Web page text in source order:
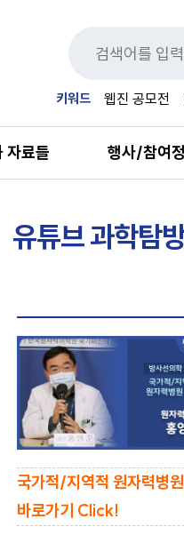
키워드 웹진 공모전
자료들 행사/참여
유튜브 과학탐
국가적/지역적 원자력병
바로가기 Click!